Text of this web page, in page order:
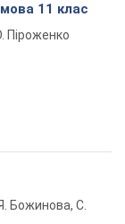
11 клас
Піроженко
Божинова, С.